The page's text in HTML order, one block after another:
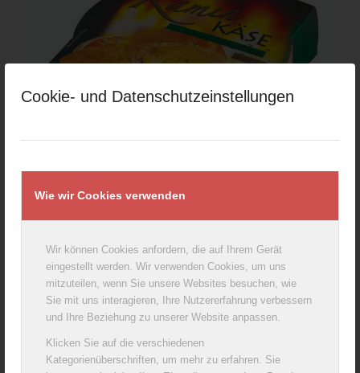
Cookie- und Datenschutzeinstellungen
Wie wir Cookies verwenden
Wir können Cookies anfordern, die auf Ihrem Gerät
eingestellt werden. Wir verwenden Cookies, um uns
mitzuteilen, wenn Sie unsere Websites besuchen, wie
Sie mit uns interagieren, Ihre Nutzererfahrung verbessern
und Ihre Beziehung zu unserer Website anpassen.
Klicken Sie auf die verschiedenen
Kategorienüberschriften, um mehr zu erfahren. Sie